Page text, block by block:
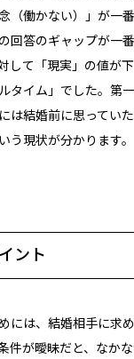
（働かない）」が一
回答のギャップが一
して「現実」の値が
タイム」でした。第
は結婚前に思ってい
う現状が分かります。
ント
には、結婚相手に求
件が曖昧だと、なか